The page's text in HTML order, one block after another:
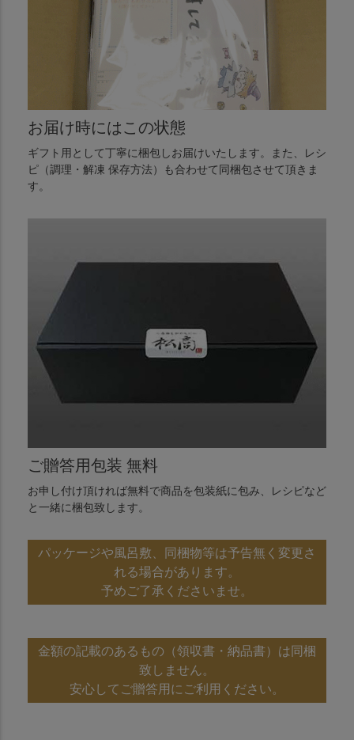
お届け時にはこの状態
ギフト用として丁寧に梱包しお届けいたします。また、レシ
ピ（調理・解凍 保存方法）も合わせて同梱包させて頂きま
す。
ご贈答用包装 無料
お申し付け頂ければ無料で商品を包装紙に包み、レシピなど
と一緒に梱包致します。
パッケージや風呂敷、同梱物等は予告無く変更さ
れる場合があります。
予めご了承くださいませ。
金額の記載のあるもの（領収書・納品書）は同梱
致しません。
安心してご贈答用にご利用ください。